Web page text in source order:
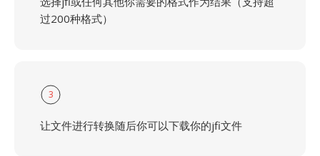
过200种格式）
3
让文件进行转换随后你可以下载你的jfi文件